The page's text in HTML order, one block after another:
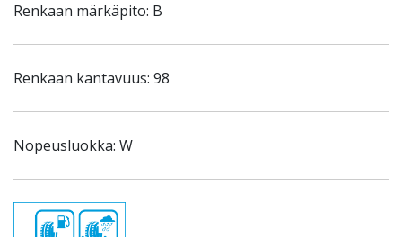
Renkaan märkäpito: B
Renkaan kantavuus: 98
Nopeusluokka: W